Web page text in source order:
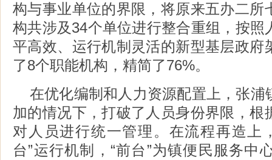
构与事业单位的界限，将原来五办二所
构共涉及34个单位进行整合重组，按照
平高效、运行机制灵活的新型基层政府
了8个职能机构，精简了76%。
在优化编制和人力资源配置上，张浦
加的情况下，打破了人员身份界限，根
对人员进行统一管理。在流程再造上
台”运行机制，“前台”为镇便民服务中